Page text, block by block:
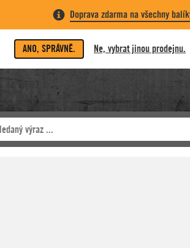
Doprava zdarma na všechny
ANO, SPRÁVNĚ. Ne, vybrat jinou prodejnu.